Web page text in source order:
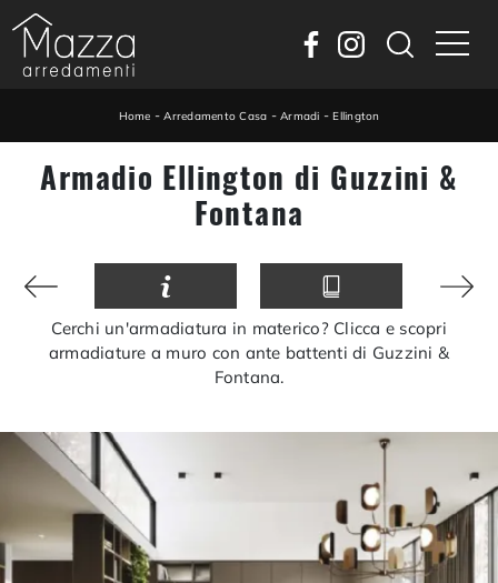
Home -Arredamento Casa - Armadi -Ellington
Armadio Ellington di Guzzini &
Fontana
Cerchi un'armadiatura in materico? Clicca e scopri
armadiature a muro con ante battenti di Guzzini &
Fontana.